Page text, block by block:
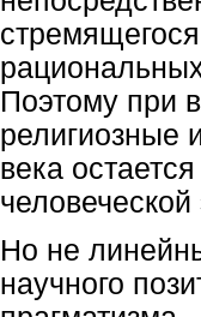
Поэтому при
религиозные
века
Но не
научного